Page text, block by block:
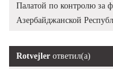
Палатой по контролю за
Азербайджанской
Rotvejler ответил(а)